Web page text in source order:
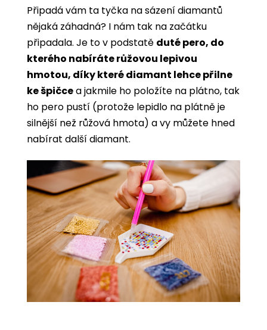
Připadá vám ta tyčka na sázení diamantů
nějaká záhadná? I nám tak na začátku
připadala. Je to v podstatě duté pero, do
kterého nabíráte růžovou lepivou
hmotou, díky které diamant lehce přilne
ke špičcea jakmile ho položíte na plátno, tak
ho pero pustí (protože lepidlo na plátně je
silnější než růžová hmota) a vy můžete hned
nabírat další diamant.